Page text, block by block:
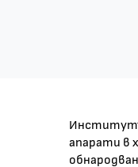
апарати в